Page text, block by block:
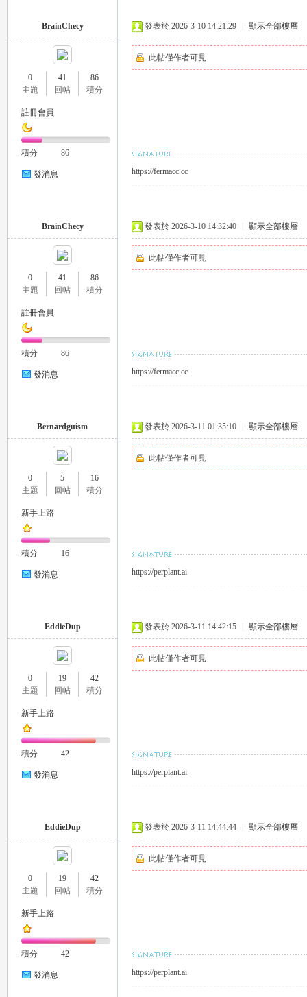
20
BrainChecy
0
主題
41
回帖
86
積分
註冊會員
積分 86
發消息
發表於 2026-3-10 14:21:29 顯示全部樓層
此帖僅作者可見
https://fermacc.cc
BrainChecy
0
主題
41
回帖
86
積分
註冊會員
積分 86
發消息
發表於 2026-3-10 14:32:40 顯示全部樓層
此帖僅作者可見
https://fermacc.cc
Bernardguism
0
主題
5
回帖
16
積分
新手上路
積分 16
發消息
發表於 2026-3-11 01:35:10 顯示全部樓層
此帖僅作者可見
https://perplant.ai
EddieDup
0
主題
19
回帖
42
積分
新手上路
積分 42
發消息
發表於 2026-3-11 14:42:15 顯示全部樓層
此帖僅作者可見
https://perplant.ai
EddieDup
0
主題
19
回帖
42
積分
新手上路
積分 42
發消息
發表於 2026-3-11 14:44:44 顯示全部樓層
此帖僅作者可見
https://perplant.ai